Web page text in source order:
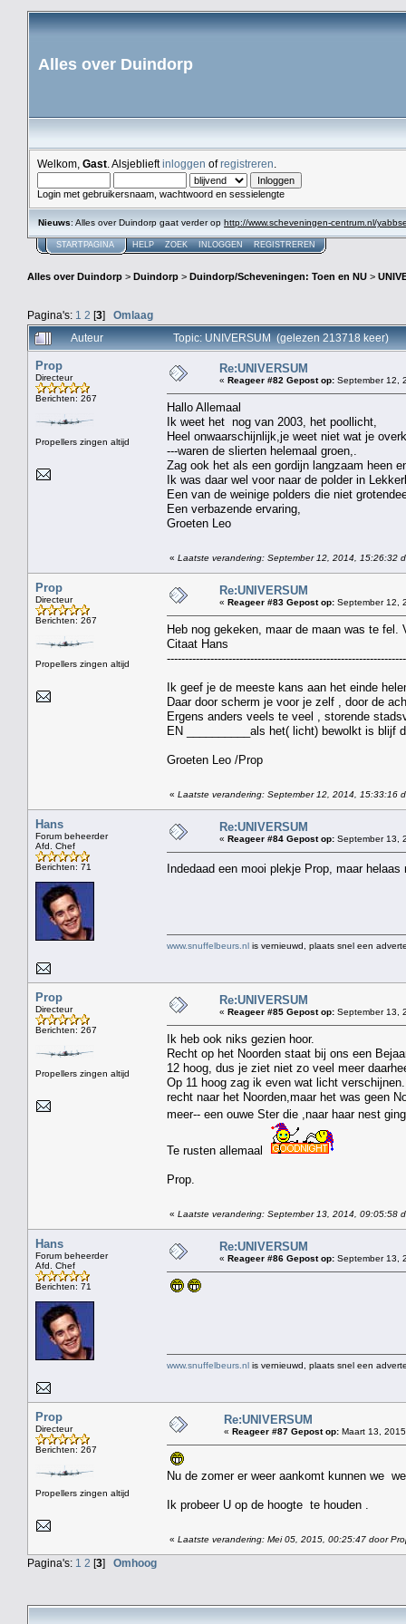
Alles over Duindorp
Welkom, Gast . Alsjeblieftinloggen ofregistreren
Login met gebruikersnaam, wachtwoord en sessielengte
Nieuws: Alles over Duindorp gaat verder op http://www.scheveningen-centrum.nl/
STARTPAGINA HELP ZOEK INLOGGEN REGISTREREN
Alles over Duindorp > Duindorp > Duindorp/Scheveningen: Toen en NU >
Pagina's: 1 2 [3] Omlaag
Auteur
Topic: UNIVERSUM (gelezen 213718 keer)
Prop
Directeur
Berichten: 267
Propellers zingen altijd
Re:UNIVERSUM
« Reageer #82 Gepost op: September 12,
Hallo Allemaal
Ik weet het nog van 2003, het poollicht,
Heel onwaarschijnlijk,je weet niet wat je
---waren de slierten helemaal groen,.
Zag ook het als een gordijn langzaam heen
Ik was daar wel voor naar de polder in
Een van de weinige polders die niet
Een verbazende ervaring,
Groeten Leo
« Laatste verandering: September 12, 2014, 15:26:32
Prop
Directeur
Berichten: 267
Propellers zingen altijd
Re:UNIVERSUM
« Reageer #83 Gepost op: September 12,
Heb nog gekeken, maar de maan was te fel.
Citaat Hans
Ik geef je de meeste kans aan het einde
Daar door scherm je voor je zelf , door de
Ergens anders veels te veel , storende
EN __________als het( licht) bewolkt is blijf
Groeten Leo /Prop
« Laatste verandering: September 12, 2014, 15:33:16
Hans
Forum beheerder
Afd. Chef
Berichten: 71
Re:UNIVERSUM
« Reageer #84 Gepost op: September 13,
Indedaad een mooi plekje Prop, maar
www.snuffelbeurs.nl is vernieuwd, plaats snel een
Prop
Directeur
Berichten: 267
Propellers zingen altijd
Re:UNIVERSUM
« Reageer #85 Gepost op: September 13,
Ik heb ook niks gezien hoor.
Recht op het Noorden staat bij ons een
12 hoog, dus je ziet niet zo veel meer
Op 11 hoog zag ik even wat licht verschijnen.
recht naar het Noorden,maar het was geen
meer-- een ouwe Ster die ,naar haar nest
Te rusten allemaal
Prop.
« Laatste verandering: September 13, 2014, 09:05:58
Hans
Forum beheerder
Afd. Chef
Berichten: 71
Re:UNIVERSUM
« Reageer #86 Gepost op: September 13,
www.snuffelbeurs.nl is vernieuwd, plaats snel een
Prop
Directeur
Berichten: 267
Propellers zingen altijd
Re:UNIVERSUM
« Reageer #87 Gepost op: Maart 13,
Nu de zomer er weer aankomt kunnen we
Ik probeer U op de hoogte te houden .
« Laatste verandering: Mei 05, 2015, 00:25:47 door
Pagina's: 1 2 [3] Omhoog